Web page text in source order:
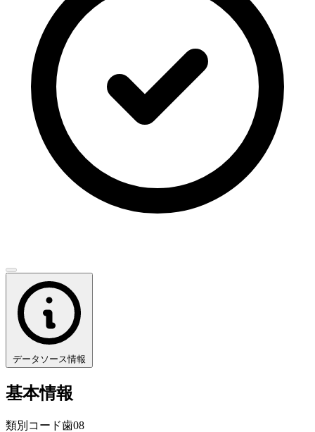
データソース情報
基本情報
類別コード歯08